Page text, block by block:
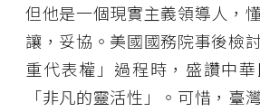
但他是一個現實主義領導人，
讓，妥協。美國國務院事後檢
重代表權」過程時，盛讚中
「非凡的靈活性」。可惜，臺